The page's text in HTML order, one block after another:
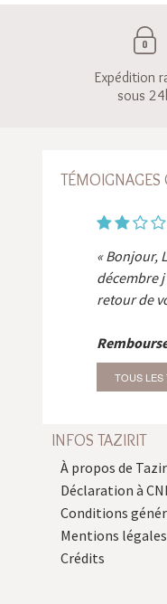
Expédition
sous
TÉMOIGNAGES
Bonjour,
décembre
retour de
TOUS LES
INFOS TAZIRIT
À propos de
Déclaration à
Conditions
Mentions légales
Crédits